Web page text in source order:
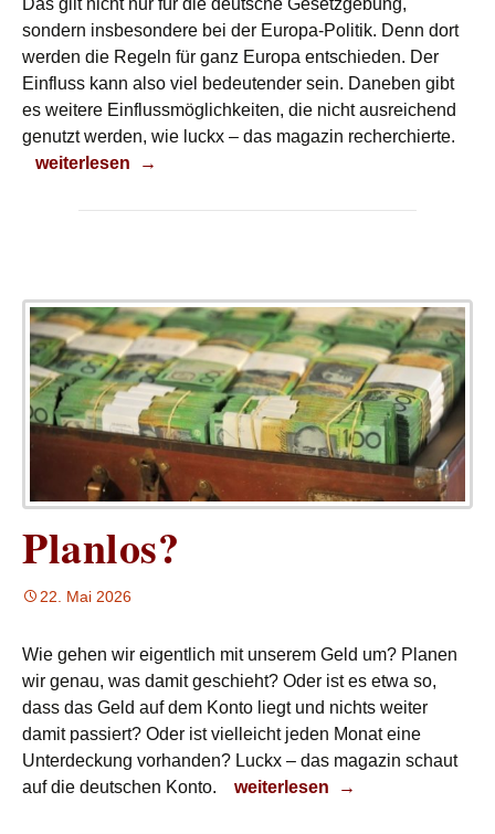
Das gilt nicht nur für die deutsche Gesetzgebung,
sondern insbesondere bei der Europa-Politik. Denn dort
werden die Regeln für ganz Europa entschieden. Der
Einfluss kann also viel bedeutender sein. Daneben gibt
es weitere Einflussmöglichkeiten, die nicht ausreichend
genutzt werden, wie luckx – das magazin recherchierte.
Einfluss auf die Europa-Politik
weiterlesen →
Planlos?
22. Mai 2026
Wie gehen wir eigentlich mit unserem Geld um? Planen
wir genau, was damit geschieht? Oder ist es etwa so,
dass das Geld auf dem Konto liegt und nichts weiter
damit passiert? Oder ist vielleicht jeden Monat eine
Unterdeckung vorhanden? Luckx – das magazin schaut
auf die deutschen Konto.
Planlos?
weiterlesen →